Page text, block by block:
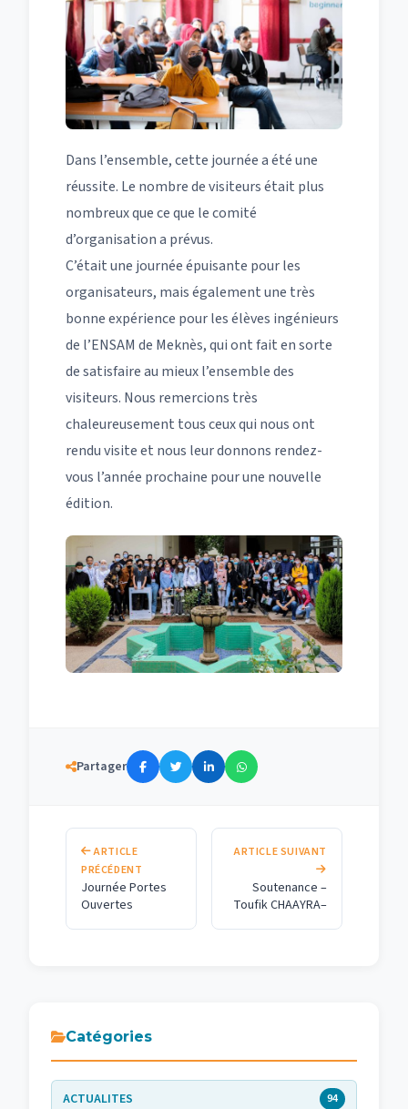
Catégories
ACTUALITES 94
Dans l’ensemble, cette journée a été une
réussite. Le nombre de visiteurs était plus
nombreux que ce que le comité
d’organisation a prévus.
C’était une journée épuisante pour les
organisateurs, mais également une très
bonne expérience pour les élèves ingénieurs
de l’ENSAM de Meknès, qui ont fait en sorte
de satisfaire au mieux l’ensemble des
visiteurs. Nous remercions très
chaleureusement tous ceux qui nous ont
rendu visite et nous leur donnons rendez-
vous l’année prochaine pour une nouvelle
édition.
Partager
ARTICLE
PRÉCÉDENT
Journée Portes
Ouvertes
ARTICLE SUIVANT
Soutenance –
Toufik CHAAYRA–